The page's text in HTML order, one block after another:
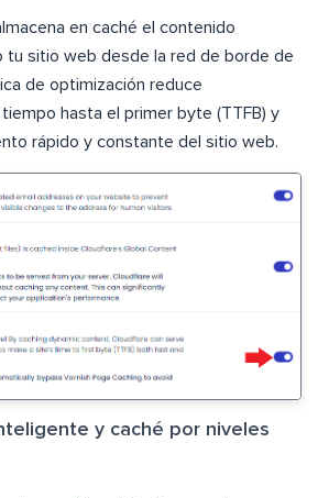
en caché el contenido
tu sitio web desde la red de borde de
de optimización reduce
hasta el primer byte (TTFB) y
rápido y constante del sitio web.
y caché por niveles